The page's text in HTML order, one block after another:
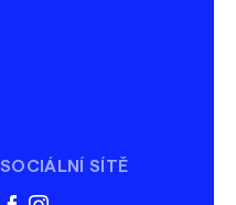
SOCIÁLNÍ SÍTĚ